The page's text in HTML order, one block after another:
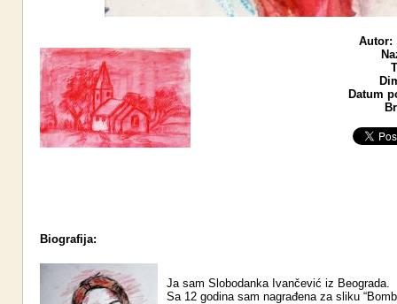
Autor:
Datum
Biografija:
Ja sam Slobodanka Ivančević iz Beograda.
Sa 12 godina sam nagrađena za sliku